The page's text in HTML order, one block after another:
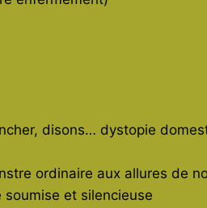
disons… dystopie
ordinaire aux allures de
soumise et silencieuse